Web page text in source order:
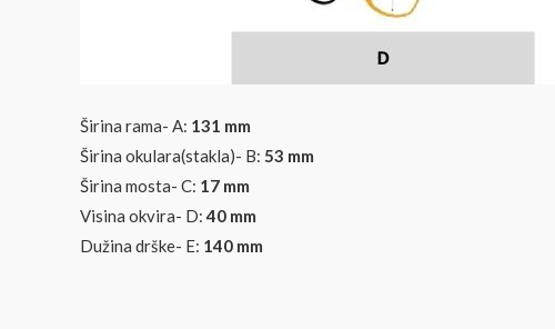
Širina rama- A: 131 mm
Širina okulara(stakla)- B: 53 mm
Širina mosta- C: 17 mm
Visina okvira- D:40 mm
Dužina drške- E: 140 mm